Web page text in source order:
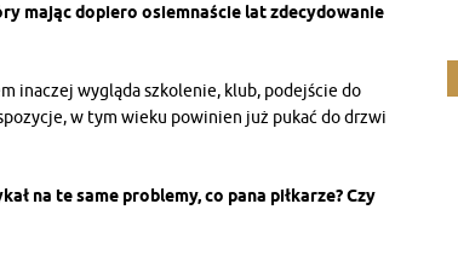
mając dopiero osiemnaście lat zdecydowanie
inaczej wygląda szkolenie, klub, podejście do
w tym wieku powinien już pukać do drzwi
na te same problemy, co pana piłkarze? Czy